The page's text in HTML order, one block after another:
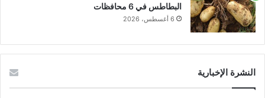
البطاطس في 6 محافظات
6 أغسطس، 2026
النشرة الإخبارية